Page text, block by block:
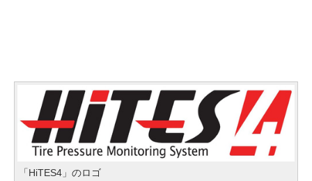
「HiTES4」のロゴ